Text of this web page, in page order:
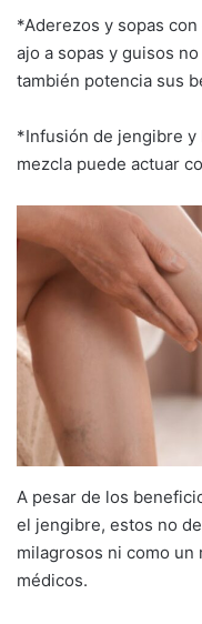
*Aderezos y sopas
ajo a sopas y guisos
también potencia sus
*Infusión de jengibre y
mezcla puede actuar
A pesar de los
el jengibre, estos no
milagrosos ni como un
médicos.